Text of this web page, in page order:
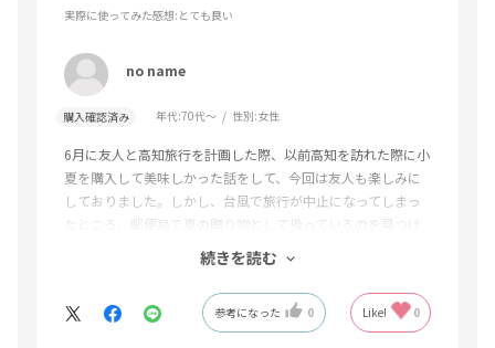
実際に使ってみた感想:とても良い
no name
購入確認済み 年代:70代～ 性別:女性
6月に友人と高知旅行を計画した際、以前高知を訪れた際に小
夏を購入して美味しかった話をして、今回は友人も楽しみに
しておりました。しかし、台風で旅行が中止になってしまっ
たところ、郵便局で夏の贈り物として扱っているのを見つけ
たので、高知での小夏を楽しみにしていた友人に送り、とて
続きを読む
参考になった 0 Like! 0